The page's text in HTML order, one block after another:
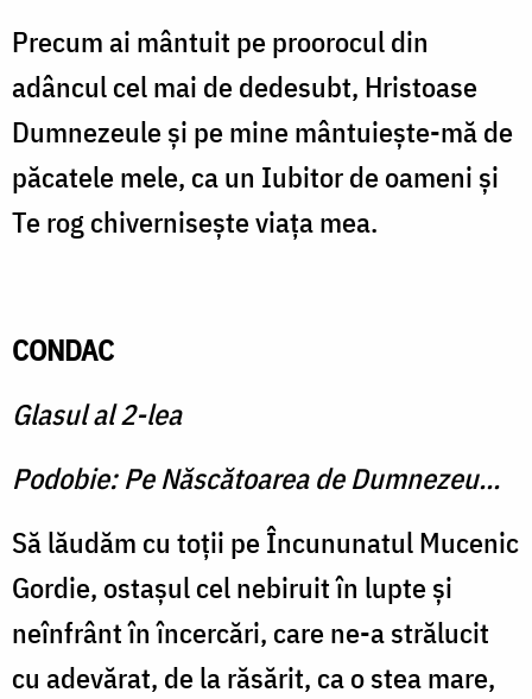
Precum ai mântuit pe proorocul din
adâncul cel mai de dedesubt, Hristoase
Dumnezeule şi pe mine mântuieşte-mă de
păcatele mele, ca un Iubitor de oameni şi
Te rog chiverniseşte viaţa mea.
CONDAC
Glasul al 2-lea
Podobie: Pe Născătoarea de Dumnezeu...
Să lăudăm cu toţii pe Încununatul Mucenic
Gordie, ostaşul cel nebiruit în lupte şi
neînfrânt în încercări, care ne-a strălucit
cu adevărat, de la răsărit, ca o stea mare,